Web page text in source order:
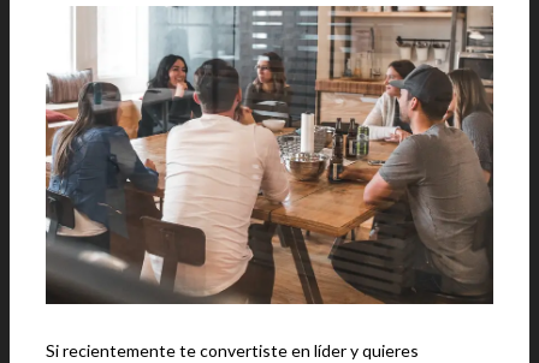
Si recientemente te convertiste en líder y quieres